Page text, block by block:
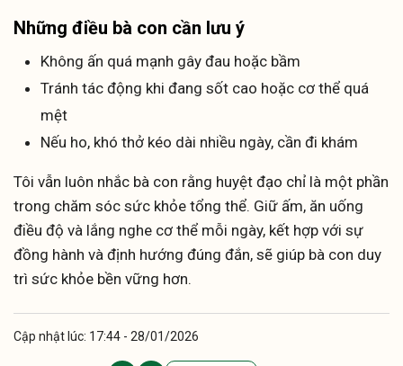
Những điều bà con cần lưu ý
Không ấn quá mạnh gây đau hoặc bầm
Tránh tác động khi đang sốt cao hoặc cơ thể quá
mệt
Nếu ho, khó thở kéo dài nhiều ngày, cần đi khám
Tôi vẫn luôn nhắc bà con rằng huyệt đạo chỉ là một phần
trong chăm sóc sức khỏe tổng thể. Giữ ấm, ăn uống
điều độ và lắng nghe cơ thể mỗi ngày, kết hợp với sự
đồng hành và định hướng đúng đắn, sẽ giúp bà con duy
trì sức khỏe bền vững hơn.
Cập nhật lúc: 17:44 - 28/01/2026